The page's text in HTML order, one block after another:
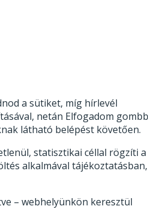
a sütiket, míg hírlevél
netán Elfogadom
látható belépést követően.
statisztikai céllal rögzíti a
alkalmával tájékoztatásban,
– webhelyünkön keresztül